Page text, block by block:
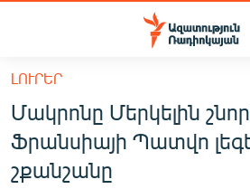
Մատչելիության
հիմնական
բովանդակությանը
Անցնել
հիմնական
մենյուին
ՀԱՅԱՍՏԱՆ
ՔԱՂԱՔԱԿԱՆ
ԼՈՒՐԵՐ
Մակրոնը Մերկելին
Ֆրանսիայի Պատվո
շքանշանը